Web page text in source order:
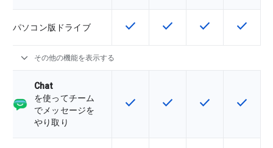
パソコン版ドライブ この機能は該当の SKU で利用で
check この機能は該当の SKU
check この機能は該当
check この機
check
expand_more その他の機能を表示する
Chat
を使ってチーム
でメッセージを
やり取り
この機能は該当の SKU で利用で
check この機能は該当の SKU
check この機能は該当
check この機
check